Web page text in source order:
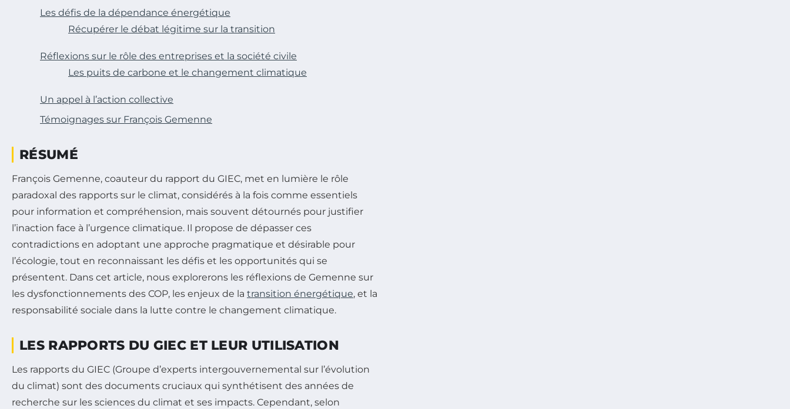
Les défis de la dépendance énergétique
Récupérer le débat légitime sur la transition
Réflexions sur le rôle des entreprises et la société civile
Les puits de carbone et le changement climatique
Un appel à l’action collective
Témoignages sur François Gemenne
RÉSUMÉ
François Gemenne, coauteur du rapport du GIEC, met en lumière le rôle
paradoxal des rapports sur le climat, considérés à la fois comme essentiels
pour information et compréhension, mais souvent détournés pour justifier
l’inaction face à l’urgence climatique. Il propose de dépasser ces
contradictions en adoptant une approche pragmatique et désirable pour
l’écologie, tout en reconnaissant les défis et les opportunités qui se
présentent. Dans cet article, nous explorerons les réflexions de Gemenne sur
les dysfonctionnements des COP, les enjeux de la transition énergétique, et la
responsabilité sociale dans la lutte contre le changement climatique.
LES RAPPORTS DU GIEC ET LEUR UTILISATION
Les rapports du GIEC (Groupe d’experts intergouvernemental sur l’évolution
du climat) sont des documents cruciaux qui synthétisent des années de
recherche sur les sciences du climat et ses impacts. Cependant, selon